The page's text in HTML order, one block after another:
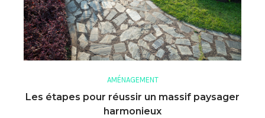
AMÉNAGEMENT
Les étapes pour réussir un massif paysager
harmonieux